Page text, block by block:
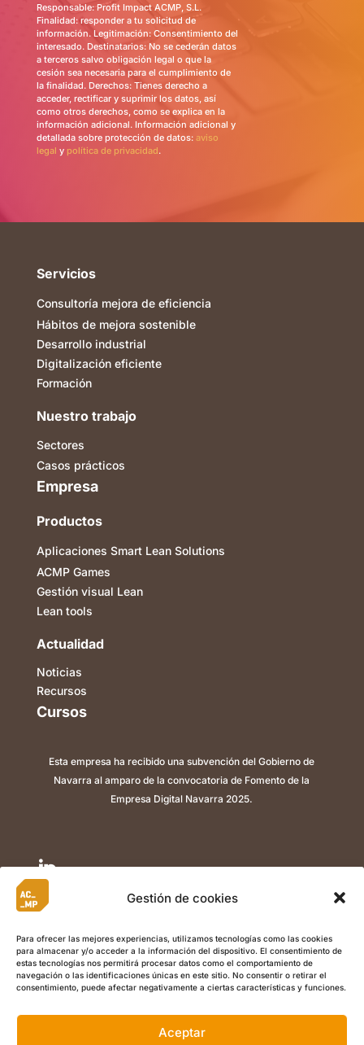
Gestión de cookies
Para ofrecer las mejores experiencias, utilizamos tecnologías como las cookies
para almacenar y/o acceder a la información del dispositivo. El consentimiento de
estas tecnologías nos permitirá procesar datos como el comportamiento de
navegación o las identificaciones únicas en este sitio. No consentir o retirar el
consentimiento, puede afectar negativamente a ciertas características y funciones.
Aceptar
Responsable: Profit Impact ACMP, S.L.
Finalidad: responder a tu solicitud de
información. Legitimación: Consentimiento del
interesado. Destinatarios: No se cederán datos
a terceros salvo obligación legal o que la
cesión sea necesaria para el cumplimiento de
la finalidad. Derechos: Tienes derecho a
acceder, rectificar y suprimir los datos, así
como otros derechos, como se explica en la
información adicional. Información adicional y
detallada sobre protección de datos: aviso
legal y política de privacidad.
Servicios
Consultoría mejora de eficiencia
Hábitos de mejora sostenible
Desarrollo industrial
Digitalización eficiente
Formación
Nuestro trabajo
Sectores
Casos prácticos
Empresa
Productos
Aplicaciones Smart Lean Solutions
ACMP Games
Gestión visual Lean
Lean tools
Actualidad
Noticias
Recursos
Cursos
Esta empresa ha recibido una subvención del Gobierno de
Navarra al amparo de la convocatoria de Fomento de la
Empresa Digital Navarra 2025.


